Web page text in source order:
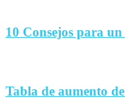
10 Consejos para
Tabla de aumento